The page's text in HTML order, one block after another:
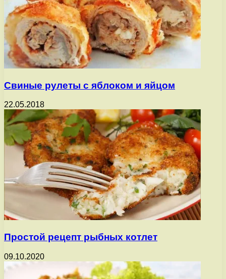
Свиные рулеты с яблоком и яйцом
22.05.2018
Простой рецепт рыбных котлет
09.10.2020